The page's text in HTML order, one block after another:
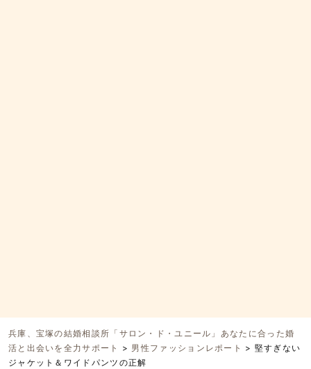
兵庫、宝塚の結婚相談所「サロン・ド・ユニール」あなたに合った婚
活と出会いを全力サポート
> 男性ファッションレポート > 堅すぎない
ジャケット＆ワイドパンツの正解